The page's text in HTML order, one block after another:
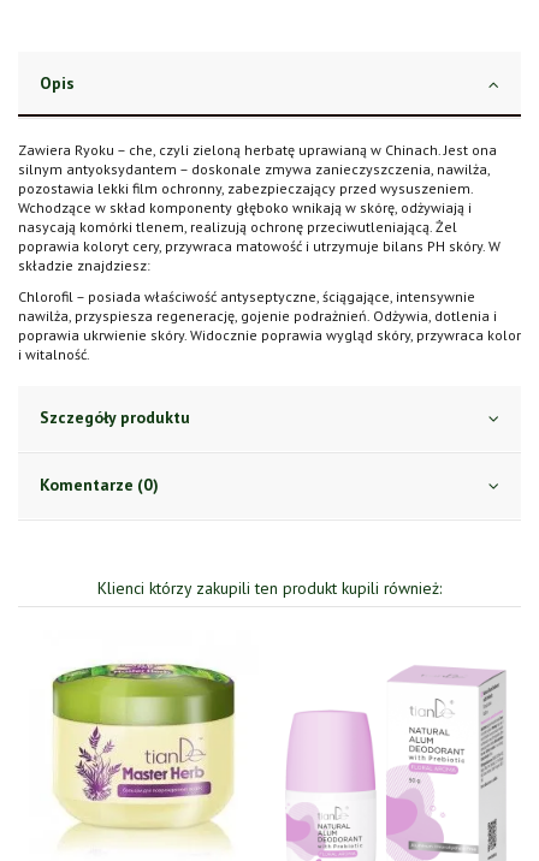
Opis
Zawiera Ryoku – che, czyli zieloną herbatę uprawianą w Chinach. Jest ona
silnym antyoksydantem – doskonale zmywa zanieczyszczenia, nawilża,
pozostawia lekki film ochronny, zabezpieczający przed wysuszeniem.
Wchodzące w skład komponenty głęboko wnikają w skórę, odżywiają i
nasycają komórki tlenem, realizują ochronę przeciwutleniającą. Żel
poprawia koloryt cery, przywraca matowość i utrzymuje bilans PH skóry. W
składzie znajdziesz:
Chlorofil – posiada właściwość antyseptyczne, ściągające, intensywnie
nawilża, przyspiesza regenerację, gojenie podrażnień. Odżywia, dotlenia i
poprawia ukrwienie skóry. Widocznie poprawia wygląd skóry, przywraca kolor
i witalność.
Szczegóły produktu
Komentarze (0)
Klienci którzy zakupili ten produkt kupili również: